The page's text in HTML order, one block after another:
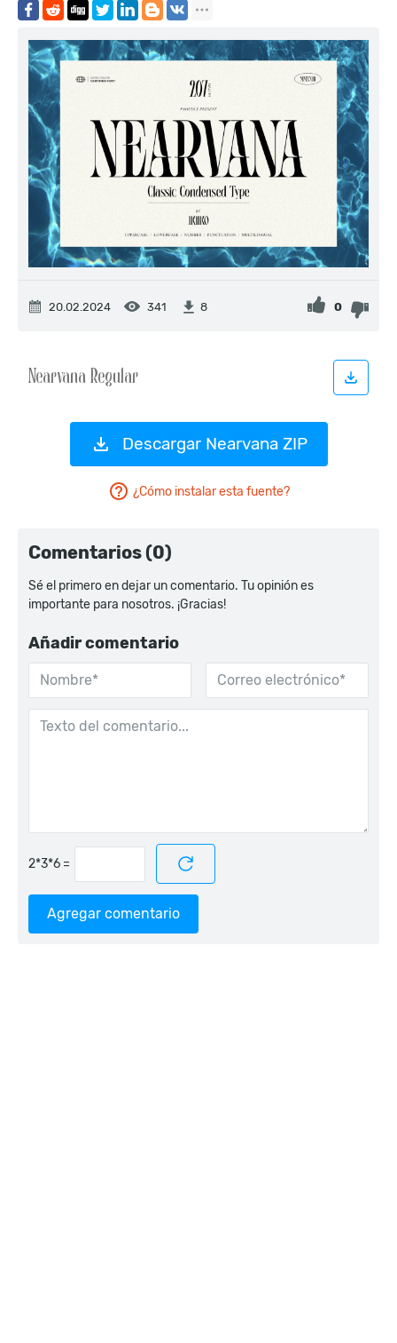
20.02.2024 341 8 0
Descargar Nearvana ZIP
¿Cómo instalar esta fuente?
Comentarios (0)
Sé el primero en dejar un comentario. Tu opinión es
importante para nosotros. ¡Gracias!
Añadir comentario
=
Agregar comentario